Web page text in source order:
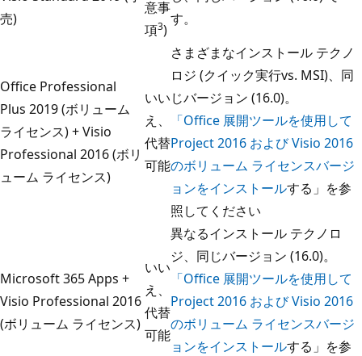
売)
意事
項3)
す。
Office Professional
Plus 2019 (ボリューム
ライセンス) + Visio
Professional 2016 (ボリ
ューム ライセンス)
いい
え、
代替
可能
さまざまなインストール テクノ
ロジ (クイック実行vs. MSI)、同
じバージョン (16.0)。
「Office 展開ツールを使用して
Project 2016 および Visio 2016
のボリューム ライセンスバージ
ョンをインストールする」を参
照してください
Microsoft 365 Apps +
Visio Professional 2016
(ボリューム ライセンス)
いい
え、
代替
可能
異なるインストール テクノロ
ジ、同じバージョン (16.0)。
「Office 展開ツールを使用して
Project 2016 および Visio 2016
のボリューム ライセンスバージ
ョンをインストールする」を参